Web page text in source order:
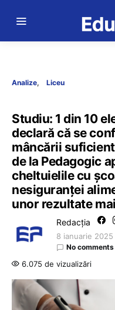
Analize Liceu
Studiu: 1 din 10
declară că se
mâncării
de la Pedagogic
cheltuielile cu
nesiguranței
unor rezultate
Redacția
8 ianuarie 2025
No comments
6.075 de vizualizări